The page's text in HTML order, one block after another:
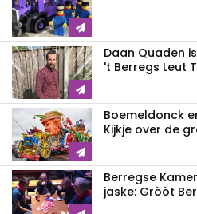
Daan Quaden
't Berregs Leut
Boemeldonck
Kijkje over de
Berregse
jaske: Gròòt